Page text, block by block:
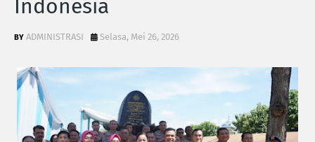
Indonesia‎
ADMINISTRASI Selasa, Mei 26, 2026